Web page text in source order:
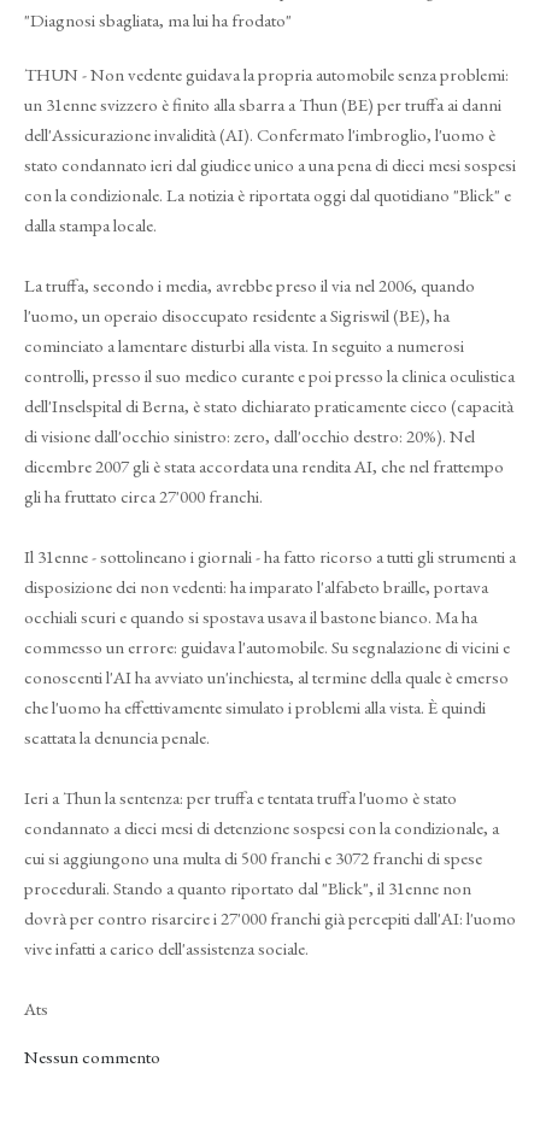
"Diagnosi sbagliata, ma lui ha frodato"
THUN - Non vedente guidava la propria automobile senza problemi:
un 31enne svizzero è finito alla sbarra a Thun (BE) per truffa ai danni
dell'Assicurazione invalidità (AI). Confermato l'imbroglio, l'uomo è
stato condannato ieri dal giudice unico a una pena di dieci mesi sospesi
con la condizionale. La notizia è riportata oggi dal quotidiano "Blick" e
dalla stampa locale.
La truffa, secondo i media, avrebbe preso il via nel 2006, quando
l'uomo, un operaio disoccupato residente a Sigriswil (BE), ha
cominciato a lamentare disturbi alla vista. In seguito a numerosi
controlli, presso il suo medico curante e poi presso la clinica oculistica
dell'Inselspital di Berna, è stato dichiarato praticamente cieco (capacità
di visione dall'occhio sinistro: zero, dall'occhio destro: 20%). Nel
dicembre 2007 gli è stata accordata una rendita AI, che nel frattempo
gli ha fruttato circa 27'000 franchi.
Il 31enne - sottolineano i giornali - ha fatto ricorso a tutti gli strumenti a
disposizione dei non vedenti: ha imparato l'alfabeto braille, portava
occhiali scuri e quando si spostava usava il bastone bianco. Ma ha
commesso un errore: guidava l'automobile. Su segnalazione di vicini e
conoscenti l'AI ha avviato un'inchiesta, al termine della quale è emerso
che l'uomo ha effettivamente simulato i problemi alla vista. È quindi
scattata la denuncia penale.
Ieri a Thun la sentenza: per truffa e tentata truffa l'uomo è stato
condannato a dieci mesi di detenzione sospesi con la condizionale, a
cui si aggiungono una multa di 500 franchi e 3072 franchi di spese
procedurali. Stando a quanto riportato dal "Blick", il 31enne non
dovrà per contro risarcire i 27'000 franchi già percepiti dall'AI: l'uomo
vive infatti a carico dell'assistenza sociale.
Ats
Nessun commento